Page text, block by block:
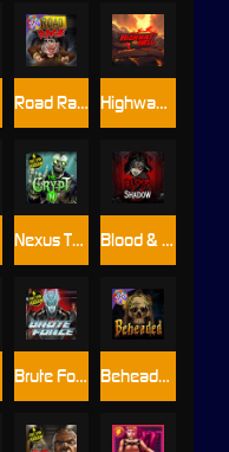
Highway to Hell
Brute Force
Blood & Shadow
Beheaded
Nexus The Crypt
Road Rage